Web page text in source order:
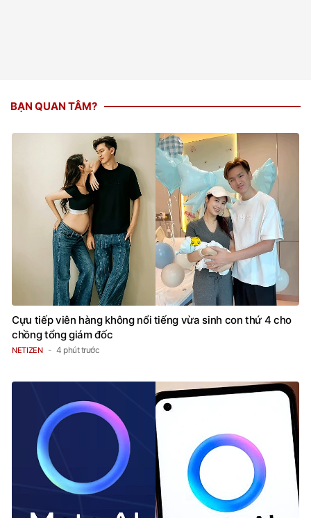
BẠN QUAN TÂM?
Cựu tiếp viên hàng không nổi tiếng vừa sinh con thứ 4 cho
chồng tổng giám đốc
NETIZEN 4 phút trước